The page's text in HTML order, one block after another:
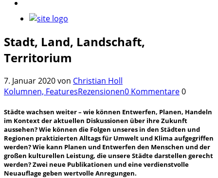
Stadt, Land, Landschaft,
Territorium
7. Januar 2020von Christian Holl
Kolumnen, FeaturesRezensionen0 Kommentare0
Städte wachsen weiter – wie können Entwerfen, Planen, Handeln
im Kontext der aktuellen Diskussionen über ihre Zukunft
aussehen? Wie können die Folgen unseres in den Städten und
Regionen praktizierten Alltags für Umwelt und Klima aufgegriffen
werden? Wie kann Planen und Entwerfen den Menschen und der
großen kulturellen Leistung, die unsere Städte darstellen gerecht
werden? Zwei neue Publikationen und eine verdienstvolle
Neuauflage geben wertvolle Anregungen.